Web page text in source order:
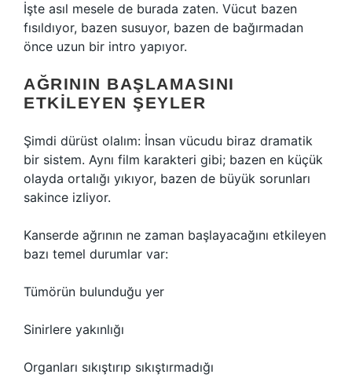
İşte asıl mesele de burada zaten. Vücut bazen
fısıldıyor, bazen susuyor, bazen de bağırmadan
önce uzun bir intro yapıyor.
AĞRININ BAŞLAMASINI
ETKILEYEN ŞEYLER
Şimdi dürüst olalım: İnsan vücudu biraz dramatik
bir sistem. Aynı film karakteri gibi; bazen en küçük
olayda ortalığı yıkıyor, bazen de büyük sorunları
sakince izliyor.
Kanserde ağrının ne zaman başlayacağını etkileyen
bazı temel durumlar var:
Tümörün bulunduğu yer
Sinirlere yakınlığı
Organları sıkıştırıp sıkıştırmadığı